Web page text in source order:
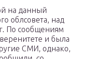
на данный
облсовета, над
По сообщениям
и была
СМИ, однако,